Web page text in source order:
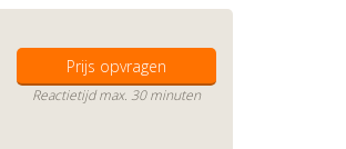
Prijs opvragen
Reactietijd max. 30 minuten